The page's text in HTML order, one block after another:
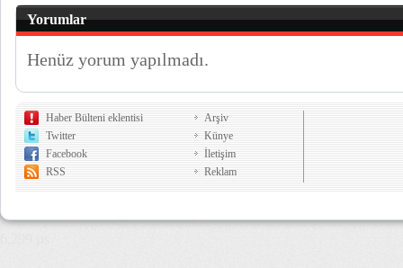
Yorumlar
Henüz yorum yapılmadı.
Haber Bülteni eklentisi
Twitter
Facebook
RSS
Arşiv
Künye
İletişim
Reklam